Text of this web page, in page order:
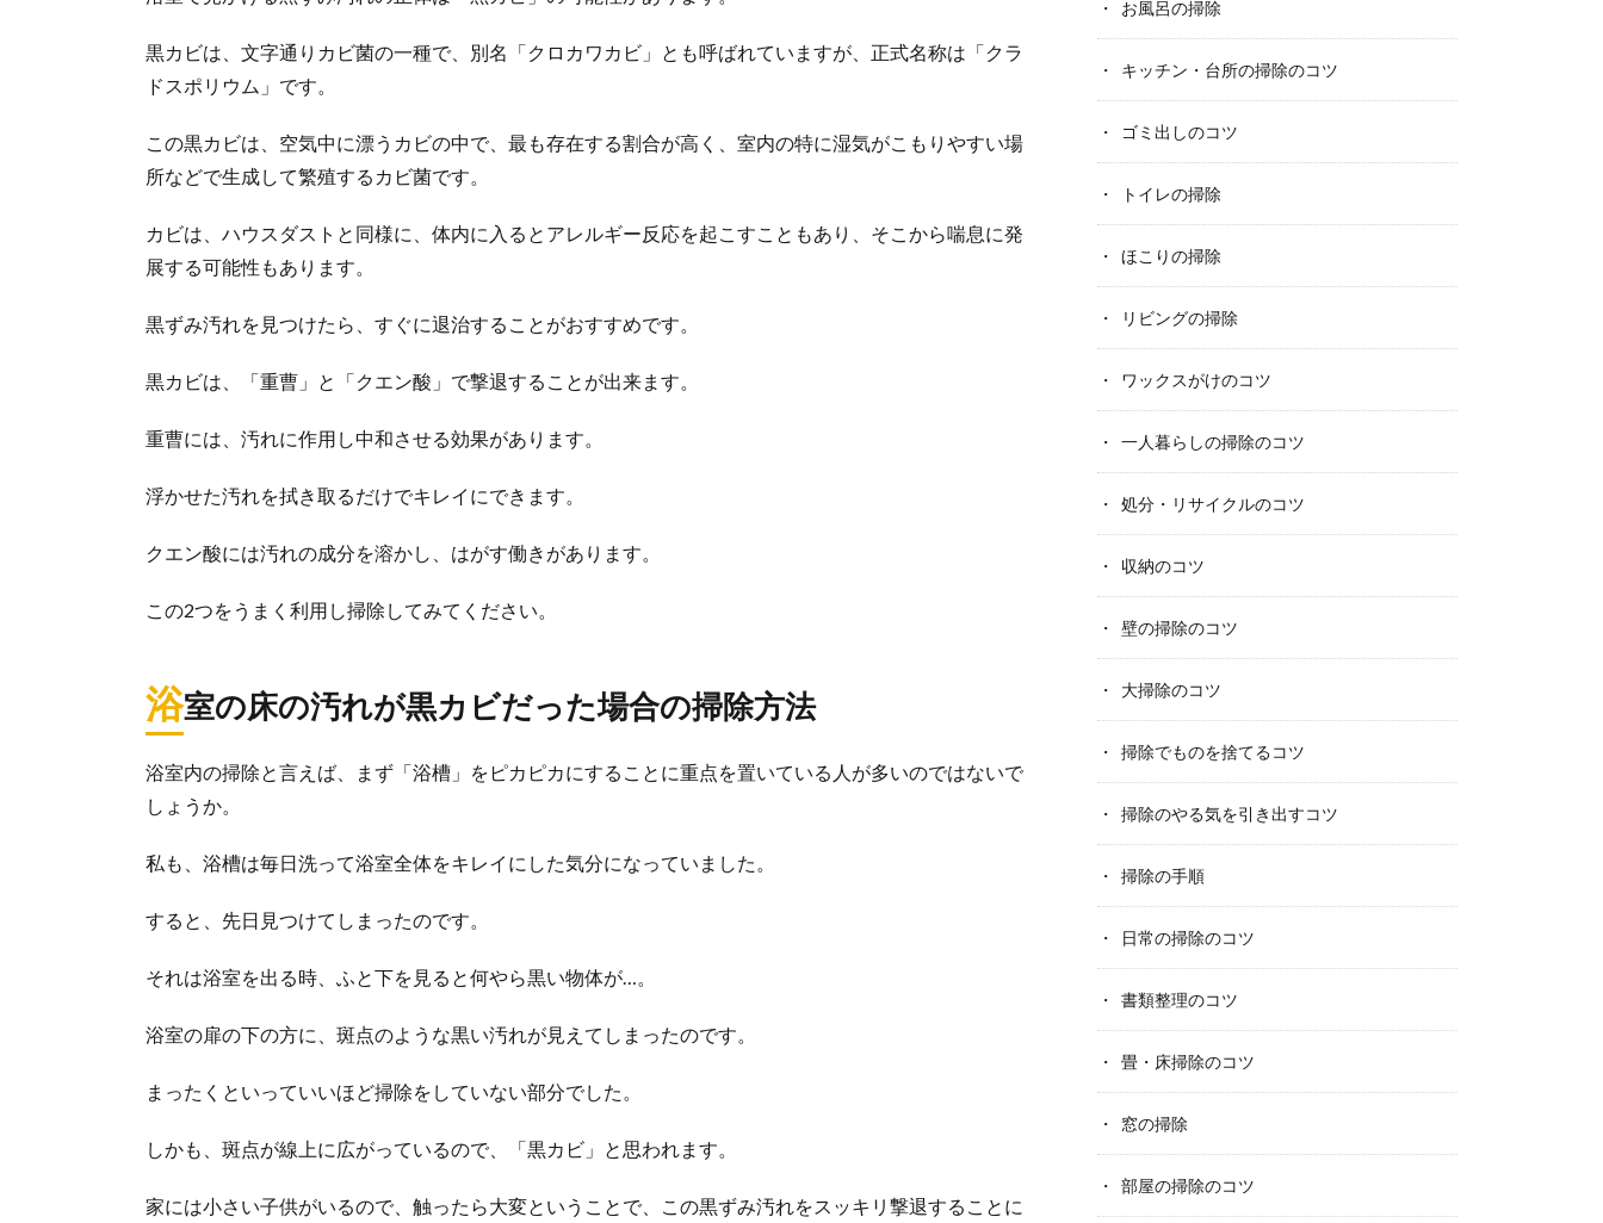
お風呂場のゴムパッキンには気がつくとカビが付いていることがあります。 お風呂場のゴムパッ
黒カビは、文字通りカビ菌の一種で、別名「クロカワカビ」とも呼ばれていますが、正式名称は「クラ
ドスポリウム」です。
この黒カビは、空気中に漂うカビの中で、最も存在する割合が高く、室内の特に湿気がこもりやすい場
所などで生成して繁殖するカビ菌です。
カビは、ハウスダストと同様に、体内に入るとアレルギー反応を起こすこともあり、そこから喘息に発
展する可能性もあります。
黒ずみ汚れを見つけたら、すぐに退治することがおすすめです。
黒カビは、「重曹」と「クエン酸」で撃退することが出来ます。
重曹には、汚れに作用し中和させる効果があります。
浮かせた汚れを拭き取るだけでキレイにできます。
クエン酸には汚れの成分を溶かし、はがす働きがあります。
この2つをうまく利用し掃除してみてください。
浴室の床の汚れが黒カビだった場合の掃除方法
浴室内の掃除と言えば、まず「浴槽」をピカピカにすることに重点を置いている人が多いのではないで
しょうか。
私も、浴槽は毎日洗って浴室全体をキレイにした気分になっていました。
すると、先日見つけてしまったのです。
それは浴室を出る時、ふと下を見ると何やら黒い物体が…。
浴室の扉の下の方に、斑点のような黒い汚れが見えてしまったのです。
まったくといっていいほど掃除をしていない部分でした。
しかも、斑点が線上に広がっているので、「黒カビ」と思われます。
家には小さい子供がいるので、触ったら大変ということで、この黒ずみ汚れをスッキリ撃退することに
お風呂の掃除
キッチン・台所の掃除のコツ
ゴミ出しのコツ
トイレの掃除
ほこりの掃除
リビングの掃除
ワックスがけのコツ
一人暮らしの掃除のコツ
処分・リサイクルのコツ
収納のコツ
壁の掃除のコツ
大掃除のコツ
掃除でものを捨てるコツ
掃除のやる気を引き出すコツ
掃除の手順
日常の掃除のコツ
書類整理のコツ
畳・床掃除のコツ
窓の掃除
部屋の掃除のコツ